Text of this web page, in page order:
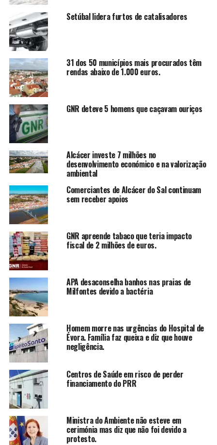
Setúbal lidera furtos de catalisadores
31 dos 50 municípios mais procurados têm
rendas abaixo de 1.000 euros.
GNR deteve 5 homens que caçavam ouriços
Alcácer investe 7 milhões no
desenvolvimento económico e na valorização
ambiental
Comerciantes de Alcácer do Sal continuam
sem receber apoios
GNR apreende tabaco que teria impacto
fiscal de 2 milhões de euros.
APA desaconselha banhos nas praias de
Milfontes devido a bactéria
Homem morre nas urgências do Hospital de
Évora. Família faz queixa e diz que houve
negligência.
Centros de Saúde em risco de perder
financiamento do PRR
Ministra do Ambiente não esteve em
cerimónia mas diz que não foi devido a
protesto.